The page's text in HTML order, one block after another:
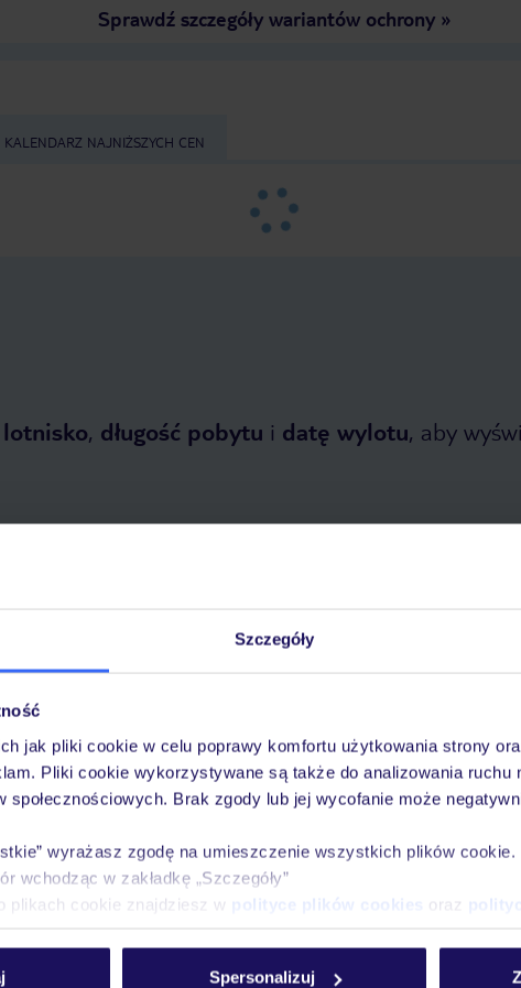
Szczegóły
jak pliki cookie w celu poprawy komfortu użytkowania strony
Pliki cookie wykorzystywane są także do analizowania ruchu
społecznościowych. Brak zgody lub jej wycofanie może
wyrażasz zgodę na umieszczenie wszystkich plików
wchodząc w zakładkę „Szczegóły”
plikach cookie znajdziesz w polityce plików cookies oraz
Spersonalizuj
Sprawdź szczegóły wariantów ochrony»
KALENDARZ NAJNIŻSZYCH CEN
lotnisko, długość pobytu i datę wylotu, aby
Tylko u nas opieka na
Pokoje Wyżywienie Atrakcje